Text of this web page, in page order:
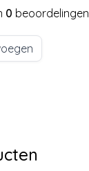
0 beoordelingen